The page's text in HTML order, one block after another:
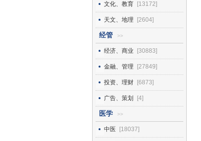
文化、教育 [13172]
天文、地理 [2604]
经管 >>
经济、商业 [30883]
金融、管理 [27849]
投资、理财 [6873]
广告、策划 [4]
医学 >>
中医 [18037]